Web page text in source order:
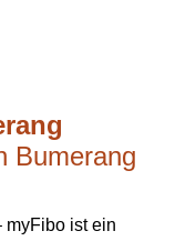
Bumerang
myFibo ist ein